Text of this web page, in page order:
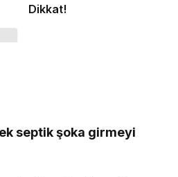
Dikkat!
septik şoka girmeyi